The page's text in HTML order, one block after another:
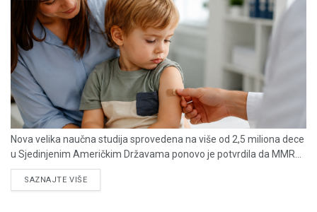
Nova velika naučna studija sprovedena na više od 2,5 miliona dece
u Sjedinjenim Američkim Državama ponovo je potvrdila da MMR...
SAZNAJTE VIŠEDETAILS